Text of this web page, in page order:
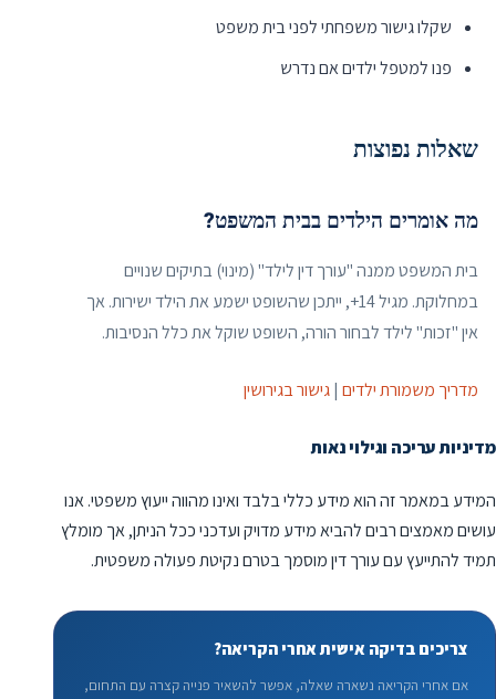
שקלו גישור משפחתי לפני בית משפט
פנו למטפל ילדים אם נדרש
שאלות נפוצות
מה אומרים הילדים בבית המשפט?
בית המשפט ממנה "עורך דין לילד" (מינוי) בתיקים שנויים
במחלוקת. מגיל 14+, ייתכן שהשופט ישמע את הילד ישירות. אך
אין "זכות" לילד לבחור הורה, השופט שוקל את כלל הנסיבות.
מדריך משמורת ילדים |גישור בגירושין
מדיניות עריכה וגילוי נאות
המידע במאמר זה הוא מידע כללי בלבד ואינו מהווה ייעוץ משפטי. אנו
עושים מאמצים רבים להביא מידע מדויק ועדכני ככל הניתן, אך מומלץ
תמיד להתייעץ עם עורך דין מוסמך בטרם נקיטת פעולה משפטית.
צריכים בדיקה אישית אחרי הקריאה?
אם אחרי הקריאה נשארה שאלה, אפשר להשאיר פנייה קצרה עם התחום,